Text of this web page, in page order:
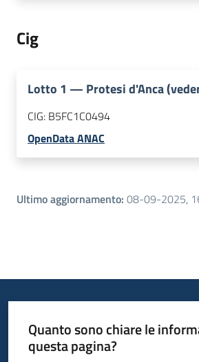
Cig
Lotto 1 — Protesi d'Anca
CIG: B5FC1C0494
OpenData ANAC
Ultimo aggiornamento: 08-09-2025,
Quanto sono chiare le
questa pagina?